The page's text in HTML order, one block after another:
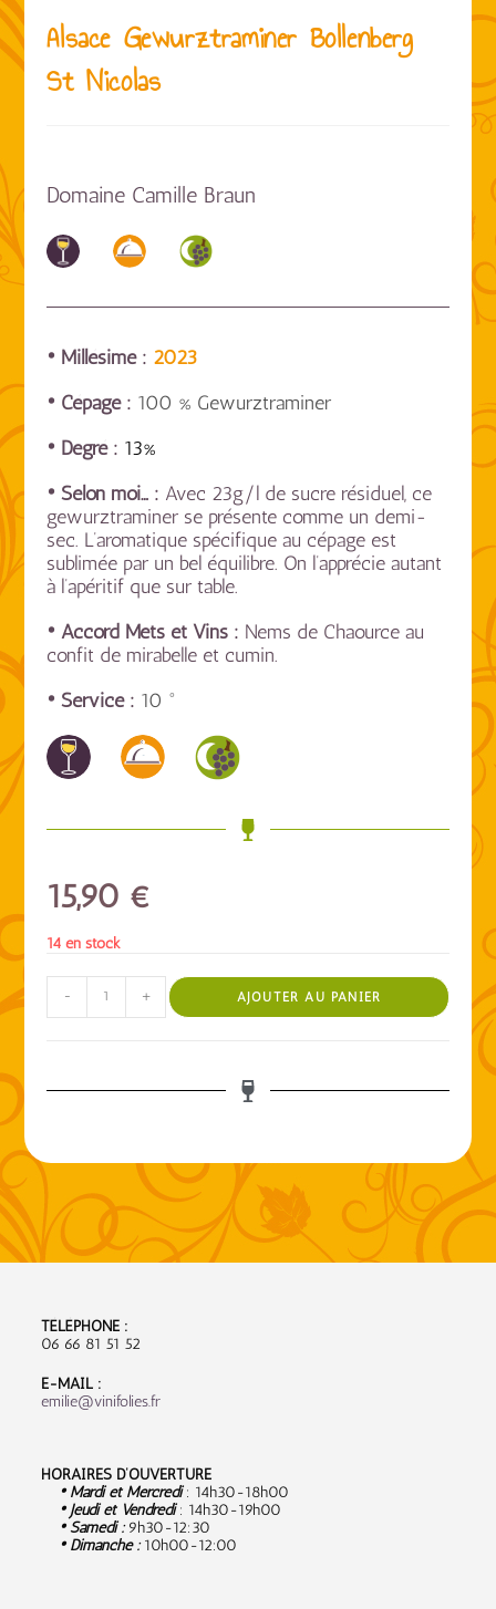
Alsace Gewurztraminer Bollenberg
St Nicolas
Domaine Camille Braun
• Millésime : 2023
• Cépage : 100 % Gewurztraminer
• Degré : 13%
• Selon moi… : Avec 23g/l de sucre résiduel, ce
gewurztraminer se présente comme un demi-
sec. L’aromatique spécifique au cépage est
sublimée par un bel équilibre. On l’apprécie autant
à l’apéritif que sur table.
• Accord Mets et Vins : Nems de Chaource au
confit de mirabelle et cumin.
• Service : 10 °
15,90 €
14 en stock
- + AJOUTER AU PANIER
TÉLÉPHONE :
06 66 81 51 52
E-MAIL :
emilie@vinifolies.fr
HORAIRES D’OUVERTURE
• Mardi et Mercredi: 14h30-18h00
• Jeudi et Vendredi: 14h30-19h00
• Samedi :9h30-12:30
• Dimanche :10h00-12:00